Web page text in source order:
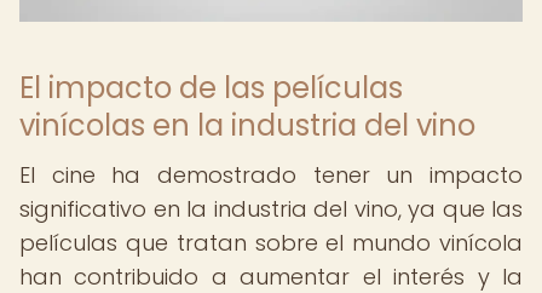
El impacto de las películas
vinícolas en la industria del vino
El cine ha demostrado tener un impacto
significativo en la industria del vino, ya que las
películas que tratan sobre el mundo vinícola
han contribuido a aumentar el interés y la